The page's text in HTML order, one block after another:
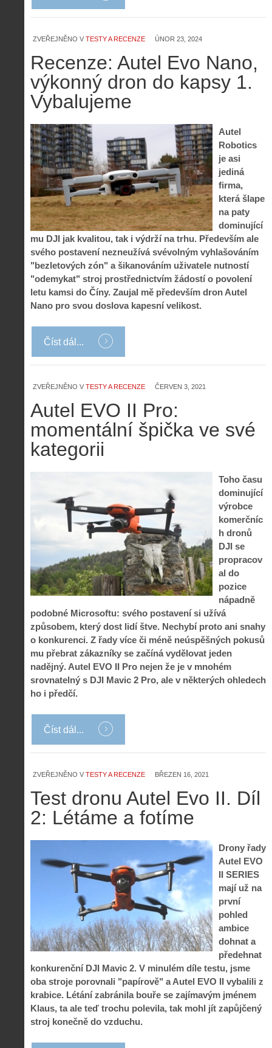
ZVEŘEJNĚNO V TESTY A RECENZE ÚNOR 23, 2024
Recenze: Autel Evo Nano,
výkonný dron do kapsy 1.
Vybalujeme
Autel
Robotics
je asi
jediná
firma,
která šlape
na paty
dominující
mu DJI jak kvalitou, tak i výdrží na trhu. Především ale
svého postavení nezneužívá svévolným vyhlašováním
"bezletových zón" a šikanováním uživatele nutností
"odemykat" stroj prostřednictvím žádostí o povolení
letu kamsi do Číny. Zaujal mě především dron Autel
Nano pro svou doslova kapesní velikost.
Číst dál...
ZVEŘEJNĚNO V TESTY A RECENZE ČERVEN 3, 2021
Autel EVO II Pro:
momentální špička ve své
kategorii
Toho času
dominující
výrobce
komerčníc
h dronů
DJI se
propracov
al do
pozice
nápadně
podobné Microsoftu: svého postavení si užívá
způsobem, který dost lidí štve. Nechybí proto ani snahy
o konkurenci. Z řady více či méně neúspěšných pokusů
mu přebrat zákazníky se začíná vydělovat jeden
nadějný. Autel EVO II Pro nejen že je v mnohém
srovnatelný s DJI Mavic 2 Pro, ale v některých ohledech
ho i předčí.
Číst dál...
ZVEŘEJNĚNO V TESTY A RECENZE BŘEZEN 16, 2021
Test dronu Autel Evo II. Díl
2: Létáme a fotíme
Drony řady
Autel EVO
II SERIES
mají už na
první
pohled
ambice
dohnat a
předehnat
konkurenční DJI Mavic 2. V minulém díle testu, jsme
oba stroje porovnali "papírově" a Autel EVO II vybalili z
krabice. Létání zabránila bouře se zajímavým jménem
Klaus, ta ale teď trochu polevila, tak mohl jít zapůjčený
stroj konečně do vzduchu.